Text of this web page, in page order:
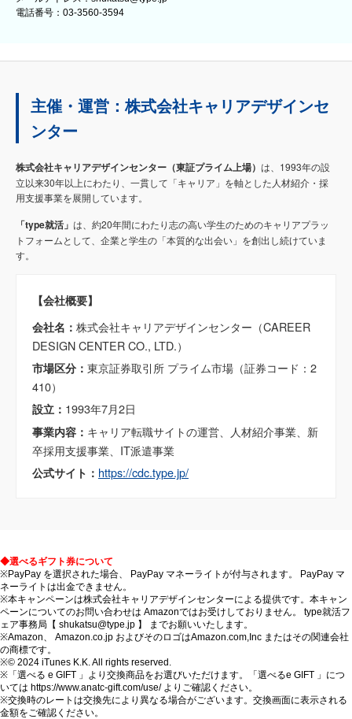
電話番号：03-3560-3594
主催・運営：株式会社キャリアデザインセ
ンター
株式会社キャリアデザインセンター（東証プライム上場） は、1993年の設
立以来30年以上にわたり、一貫して「キャリア」を軸とした人材紹介・採
用支援事業を展開しています。
「type就活」 は、約20年間にわたり志の高い学生のためのキャリアプラッ
トフォームとして、企業と学生の「本質的な出会い」を創出し続けていま
す。
【会社概要】
会社名： 株式会社キャリアデザインセンター（CAREER
DESIGN CENTER CO., LTD.）
市場区分： 東京証券取引所 プライム市場（証券コード：2
410）
設立： 1993年7月2日
事業内容： キャリア転職サイトの運営、人材紹介事業、新
卒採用支援事業、IT派遣事業
公式サイト： https://cdc.type.jp/
◆選べるギフト券について
※PayPay を選択された場合、 PayPay マネーライトが付与されます。 PayPay マ
ネーライトは出金できません。
※本キャンペーンは株式会社キャリアデザインセンターによる提供です。本キャン
ペーンについてのお問い合わせは Amazonではお受けしておりません。 type就活フ
ェア事務局【 shukatsu@type.jp 】 までお願いいたします。
※Amazon、 Amazon.co.jp およびそのロゴはAmazon.com,Inc またはその関連会社
の商標です。
※© 2024 iTunes K.K. All rights reserved.
※「選べる e GIFT 」より交換商品をお選びいただけます。「選べるe GIFT 」につ
いては https://www.anatc-gift.com/use/ よりご確認ください。
※交換時のレートは交換先により異なる場合がございます。交換画面に表示される
金額をご確認ください。